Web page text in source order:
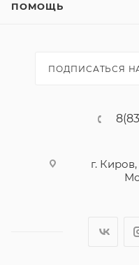
ПОМОЩЬ
ПОДПИСАТЬСЯ
г.